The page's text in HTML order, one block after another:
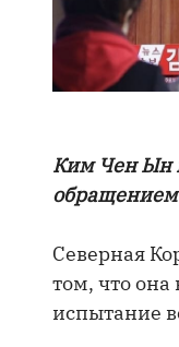
Ким Чен Ын
обращением
Северная
том, что
испытание